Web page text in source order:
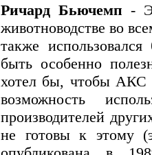
Ричард Бьючемп -
животноводстве во
также
быть особенно
хотел бы, чтобы АКС
возможность
производителей
не готовы к этому